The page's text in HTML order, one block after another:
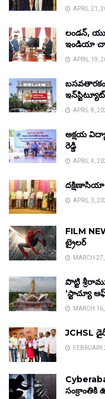
APRIL 21,
లండన్,
ఇండియా
APRIL 19,
APRIL 8,
అక్షయ
రెడ్డి
APRIL 4,
APRIL 3,
FILM
ట్రైలర్
MARCH
పొట్టి
‘స్టాచ్యూ
MARCH
JCHSL
సంక్రాంతికి